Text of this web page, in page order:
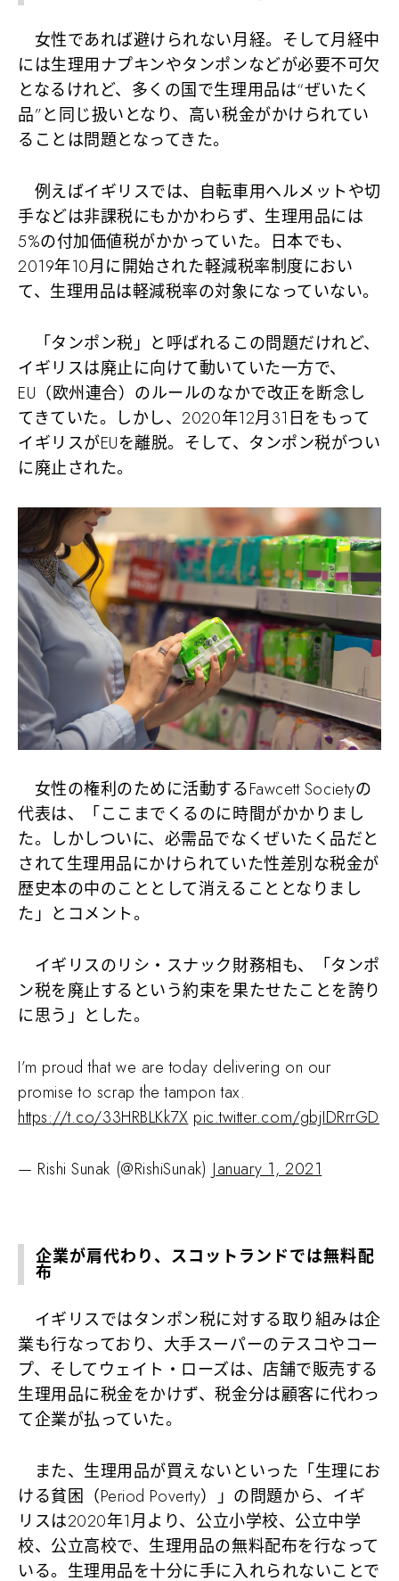
女性であれば避けられない月経。そして月経中
には生理用ナプキンやタンポンなどが必要不可欠
となるけれど、多くの国で生理用品は“ぜいたく
品”と同じ扱いとなり、高い税金がかけられてい
ることは問題となってきた。
例えばイギリスでは、自転車用ヘルメットや切
手などは非課税にもかかわらず、生理用品には
5%の付加価値税がかかっていた。日本でも、
2019年10月に開始された軽減税率制度におい
て、生理用品は軽減税率の対象になっていない。
「タンポン税」と呼ばれるこの問題だけれど、
イギリスは廃止に向けて動いていた一方で、
EU（欧州連合）のルールのなかで改正を断念し
てきていた。しかし、2020年12月31日をもって
イギリスがEUを離脱。そして、タンポン税がつい
に廃止された。
女性の権利のために活動するFawcett Societyの
代表は、「ここまでくるのに時間がかかりまし
た。しかしついに、必需品でなくぜいたく品だと
されて生理用品にかけられていた性差別な税金が
歴史本の中のこととして消えることとなりまし
た」とコメント。
イギリスのリシ・スナック財務相も、「タンポ
ン税を廃止するという約束を果たせたことを誇り
に思う」とした。
I’m proud that we are today delivering on our
promise to scrap the tampon tax.
https://t.co/33HRBLKk7X pic.twitter.com/gbjIDRrrGD
— Rishi Sunak (@RishiSunak) January 1, 2021
企業が肩代わり、スコットランドでは無料配
布
イギリスではタンポン税に対する取り組みは企
業も行なっており、大手スーパーのテスコやコー
プ、そしてウェイト・ローズは、店舗で販売する
生理用品に税金をかけず、税金分は顧客に代わっ
て企業が払っていた。
また、生理用品が買えないといった「生理にお
ける貧困（Period Poverty）」の問題から、イギ
リスは2020年1月より、公立小学校、公立中学
校、公立高校で、生理用品の無料配布を行なって
いる。生理用品を十分に手に入れられないことで